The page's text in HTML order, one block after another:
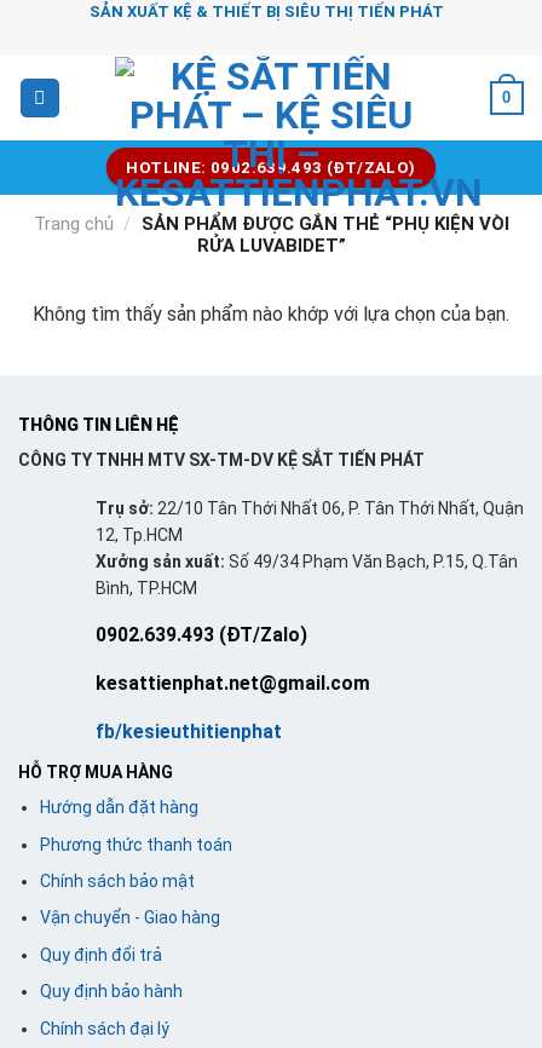
nội
dung
SẢN XUẤT KỆ & THIẾT BỊ SIÊU THỊ TIẾN PHÁT
0
HOTLINE: 0902.639.493 (ĐT/ZALO)
Trang chủ /
SẢN PHẨM ĐƯỢC GẮN THẺ “PHỤ KIỆN VÒI
RỬA LUVABIDET”
Không tìm thấy sản phẩm nào khớp với lựa chọn của bạn.
THÔNG TIN LIÊN HỆ
CÔNG TY TNHH MTV SX-TM-DV KỆ SẮT TIẾN PHÁT
Trụ sở: 22/10 Tân Thới Nhất 06, P. Tân Thới Nhất, Quận
12, Tp.HCM
Xưởng sản xuất: Số 49/34 Phạm Văn Bạch, P.15, Q.Tân
Bình, TP.HCM
0902.639.493 (ĐT/Zalo)
kesattienphat.net@gmail.com
fb/kesieuthitienphat
HỖ TRỢ MUA HÀNG
Hướng dẫn đặt hàng
Phương thức thanh toán
Chính sách bảo mật
Vận chuyển - Giao hàng
Quy định đổi trả
Quy định bảo hành
Chính sách đại lý